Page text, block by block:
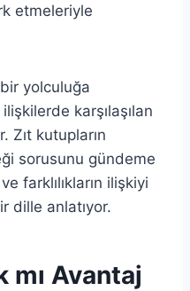
etmeleriyle
yolculuğa
karşılaşılan
Zıt kutupların
sorusunu gündeme
farklılıkların ilişkiyi
dille anlatıyor.
mı Avantaj